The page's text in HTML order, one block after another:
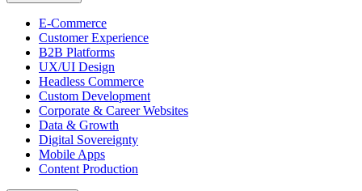
E-Commerce
Customer Experience
B2B Platforms
UX/UI Design
Headless Commerce
Custom Development
Corporate & Career Websites
Data & Growth
Digital Sovereignty
Mobile Apps
Content Production